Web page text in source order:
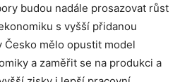
budou nadále prosazovat růst
s vyšší přidanou
Česko mělo opustit model
a zaměřit se na produkci a